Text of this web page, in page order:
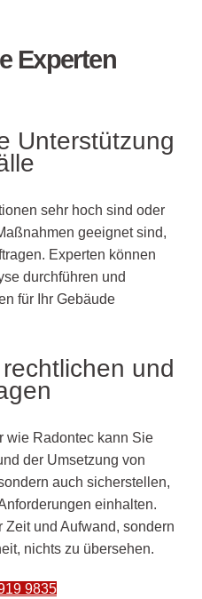
Experten
Unterstützung
sehr hoch sind oder
geeignet sind,
Experten können
durchführen und
für Ihr Gebäude
und
wie Radontec kann Sie
der Umsetzung von
auch sicherstellen,
einhalten.
Zeit und Aufwand, sondern
nichts zu übersehen.
9835